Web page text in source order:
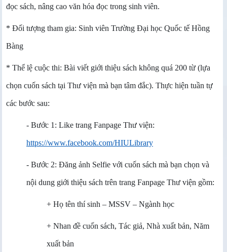
đọc sách, nâng cao văn hóa đọc trong sinh viên.
* Đối tượng tham gia: Sinh viên Trường Đại học Quốc tế Hồng
Bàng
* Thể lệ cuộc thi: Bài viết giới thiệu sách không quá 200 từ (lựa
chọn cuốn sách tại Thư viện mà bạn tâm đắc). Thực hiện tuần tự
các bước sau:
- Bước 1: Like trang Fanpage Thư viện:
https://www.facebook.com/HIULibrary
- Bước 2: Đăng ảnh Selfie với cuốn sách mà bạn chọn và
nội dung giới thiệu sách trên trang Fanpage Thư viện gồm:
+ Họ tên thí sinh – MSSV – Ngành học
+ Nhan đề cuốn sách, Tác giả, Nhà xuất bản, Năm
xuất bản